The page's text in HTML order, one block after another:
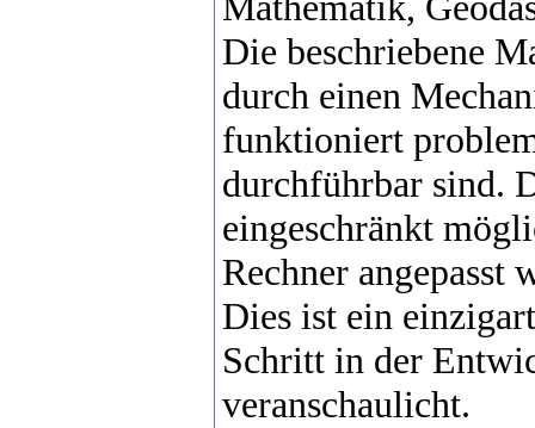
Die beschriebene
durch einen
funktioniert
durchführbar sind.
eingeschränkt
Rechner angepasst
Dies ist ein
Schritt in der
veranschaulicht.